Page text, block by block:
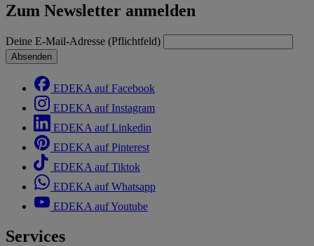
Zum Newsletter anmelden
Deine E-Mail-Adresse (Pflichtfeld)
Absenden
EDEKA auf Facebook
EDEKA auf Instagram
EDEKA auf Linkedin
EDEKA auf Pinterest
EDEKA auf Tiktok
EDEKA auf Whatsapp
EDEKA auf Youtube
Services